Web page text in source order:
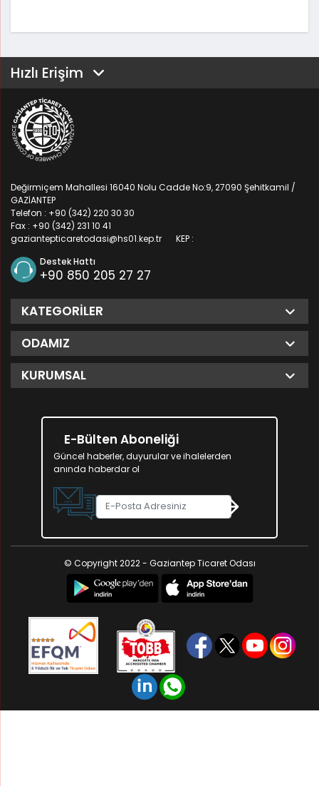
Hızlı Erişim
Değirmiçem Mahallesi 16040 Nolu Cadde No:9, 27090 Şehitkamil /
GAZİANTEP
Telefon : +90 (342) 220 30 30
Fax : +90 (342) 231 10 41
KEP :
gaziantepticaretodasi@hs01.kep.tr
Destek Hattı
+90 850 205 27 27
KATEGORILER
ODAMIZ
KURUMSAL
E-Bülten Aboneliği
Güncel haberler, duyurular ve ihalelerden
anında haberdar ol
© Copyright 2022 - Gaziantep Ticaret Odası